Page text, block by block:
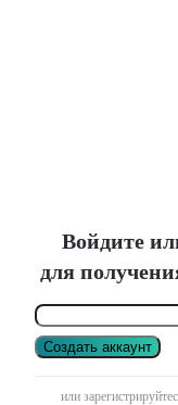
Войдите
для
Создать аккаунт
или